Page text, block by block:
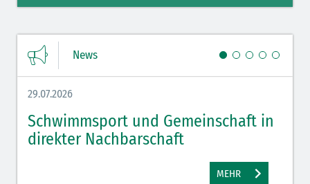
News
29.07.2026
Schwimmsport und Gemeinschaft in
direkter Nachbarschaft
MEHR